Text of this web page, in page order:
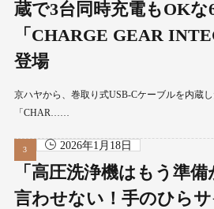
蔵で3台同時充電もOKな
「CHARGE GEAR
登場
京ハヤから、巻取り式USB-Cケーブルを内蔵
「CHAR……
2026年1月18日
「高圧洗浄機はもう準
言わせない！手のひら